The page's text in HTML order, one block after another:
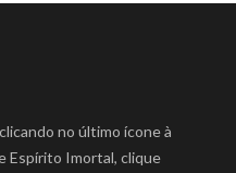
no último ícone à
Espírito Imortal, clique